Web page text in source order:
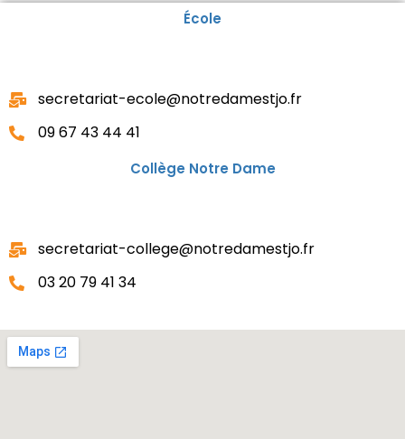
École
secretariat-ecole@notredamestjo.fr
09 67 43 44 41
Collège Notre Dame
secretariat-college@notredamestjo.fr
03 20 79 41 34